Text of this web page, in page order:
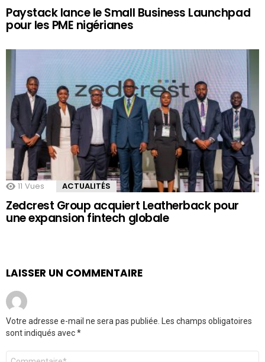
Paystack lance le Small Business Launchpad
pour les PME nigérianes
11 Vues ACTUALITÉS
Zedcrest Group acquiert Leatherback pour
une expansion fintech globale
LAISSER UN COMMENTAIRE
Votre adresse e-mail ne sera pas publiée. Les champs obligatoires
sont indiqués avec*
Commentaire